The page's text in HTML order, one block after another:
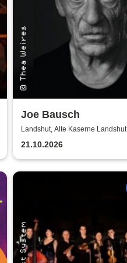
Joe Bausch
Landshut, Alte Kaserne Landshut
21.10.2026